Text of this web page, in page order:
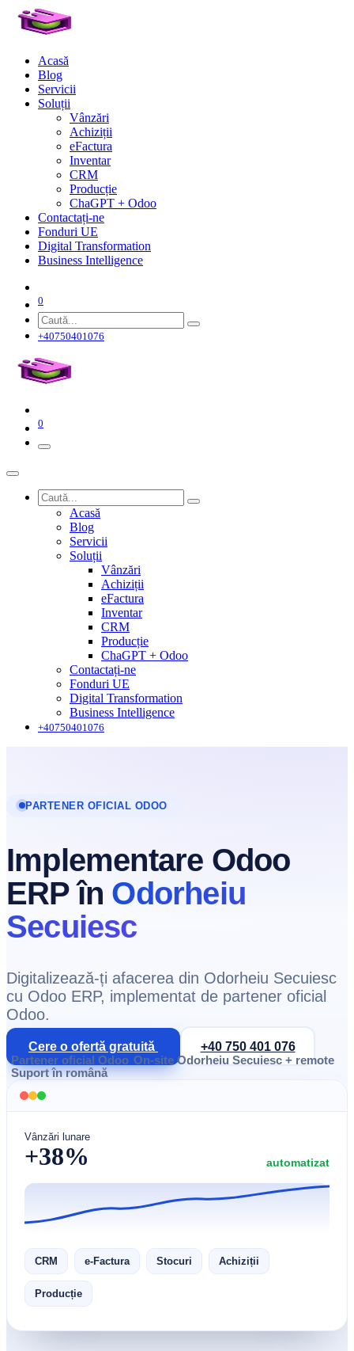
Acasă
Blog
Servicii
Soluții
Vânzări
Achiziții
eFactura
Inventar
CRM
Producție
ChaGPT + Odoo
Contactați-ne
Fonduri UE
Digital Transformation
Business Intelligence
0
+40750401076
0
Acasă
Blog
Servicii
Soluții
Vânzări
Achiziții
eFactura
Inventar
CRM
Producție
ChaGPT + Odoo
Contactați-ne
Fonduri UE
Digital Transformation
Business Intelligence
+40750401076
PARTENER OFICIAL ODOO
Implementare Odoo
ERP în Odorheiu
Secuiesc
Digitalizează-ți afacerea din Odorheiu Secuiesc
cu Odoo ERP, implementat de partener oficial
Odoo.
Cere o ofertă gratuită +40 750 401 076
Partener oficial Odoo On-site Odorheiu Secuiesc + remote
Suport în română
Vânzări lunare
+38% automatizat
CRM e-Factura Stocuri Achiziții
Producție